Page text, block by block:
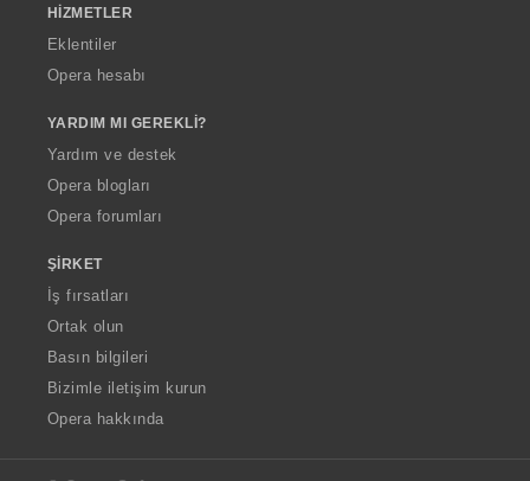
HIZMETLER
Eklentiler
Opera hesabı
YARDIM MI GEREKLI?
Yardım ve destek
Opera blogları
Opera forumları
ŞIRKET
İş fırsatları
Ortak olun
Basın bilgileri
Bizimle iletişim kurun
Opera hakkında